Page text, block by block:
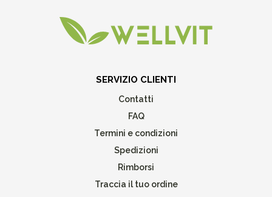
SERVIZIO CLIENTI
Contatti
FAQ
Termini e condizioni
Spedizioni
Rimborsi
Traccia il tuo ordine